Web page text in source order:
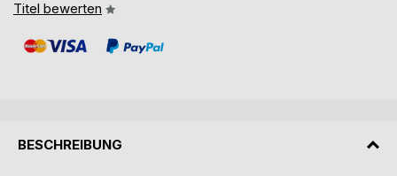
Titel bewerten
BESCHREIBUNG